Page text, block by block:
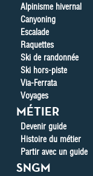
Alpinisme hivernal
Canyoning
Escalade
Raquettes
Ski de randonnée
Ski hors-piste
Via-Ferrata
Voyages
MÉTIER
Devenir guide
Histoire du métier
Partir avec un guide
SNGM